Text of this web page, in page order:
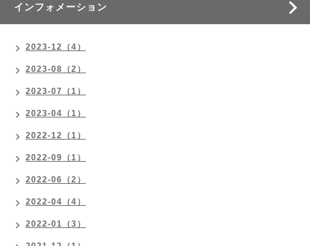
インフォメーション
2023-12（4）
2023-08（2）
2023-07（1）
2023-04（1）
2022-12（1）
2022-09（1）
2022-06（2）
2022-04（4）
2022-01（3）